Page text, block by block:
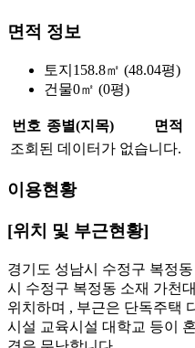
면적 정보
토지 158.8㎡ (48.04평)
건물0㎡ (0평)
번호 종별(지목) 면적
조회된 데이터가 없습니다.
이용현황
[위치 및 부근현황]
경기도 성남시 수정구 복정
시 수정구 복정동 소재 가천
위치하며 , 부근은 단독주택
시설 교육시설 대학교 등이